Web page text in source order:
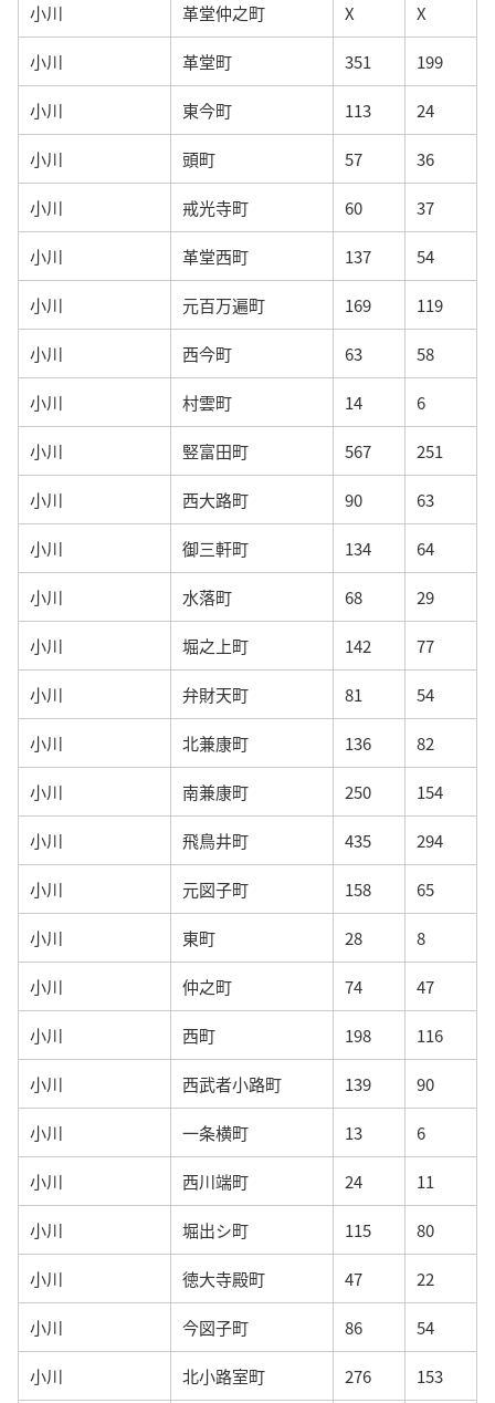
小川 革堂仲之町 X X
小川 革堂町 351 199
小川 東今町 113 24
小川 頭町 57 36
小川 戒光寺町 60 37
小川 革堂西町 137 54
小川 元百万遍町 169 119
小川 西今町 63 58
小川 村雲町 14 6
小川 竪富田町 567 251
小川 西大路町 90 63
小川 御三軒町 134 64
小川 水落町 68 29
小川 堀之上町 142 77
小川 弁財天町 81 54
小川 北兼康町 136 82
小川 南兼康町 250 154
小川 飛鳥井町 435 294
小川 元図子町 158 65
小川 東町 28 8
小川 仲之町 74 47
小川 西町 198 116
小川 西武者小路町 139 90
小川 一条横町 13 6
小川 西川端町 24 11
小川 堀出シ町 115 80
小川 徳大寺殿町 47 22
小川 今図子町 86 54
小川 北小路室町 276 153